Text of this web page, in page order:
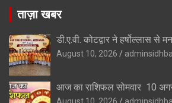
ताज़ा खबर
डी.ए.वी. कोटद्वार ने हर्षोल्लास से
August 10, 2026
आज का राशिफल सोमवार 10